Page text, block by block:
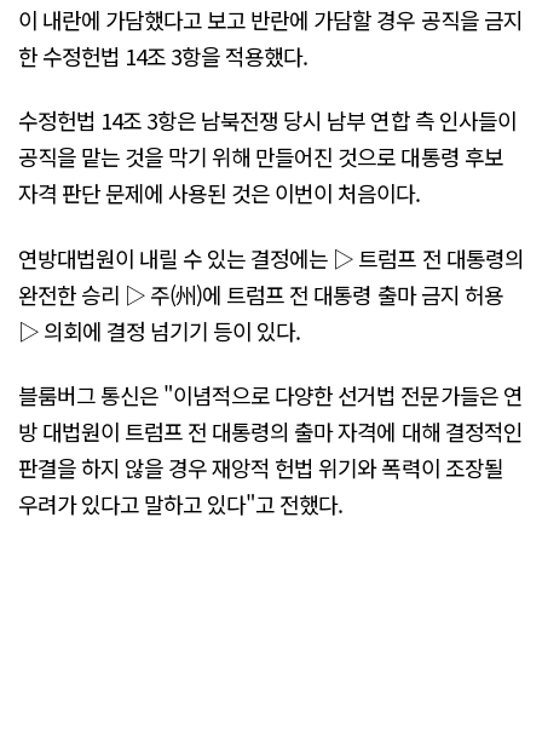
이 내란에 가담했다고 보고 반란에 가담할 경우 공직을 금지
한 수정헌법 14조 3항을 적용했다.
수정헌법 14조 3항은 남북전쟁 당시 남부 연합 측 인사들이
공직을 맡는 것을 막기 위해 만들어진 것으로 대통령 후보
자격 판단 문제에 사용된 것은 이번이 처음이다.
연방대법원이 내릴 수 있는 결정에는 ▷ 트럼프 전 대통령의
완전한 승리 ▷ 주(州)에 트럼프 전 대통령 출마 금지 허용
▷ 의회에 결정 넘기기 등이 있다.
블룸버그 통신은 "이념적으로 다양한 선거법 전문가들은 연
방 대법원이 트럼프 전 대통령의 출마 자격에 대해 결정적인
판결을 하지 않을 경우 재앙적 헌법 위기와 폭력이 조장될
우려가 있다고 말하고 있다"고 전했다.